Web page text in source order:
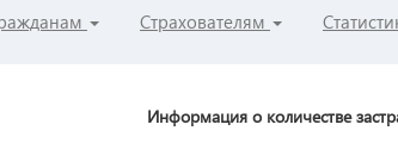
Страхователям
Информация о количестве